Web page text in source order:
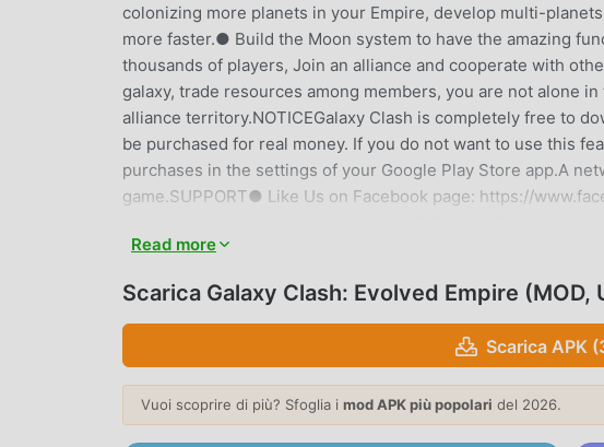
colonizing more planets in your Empire, develop multi-
more faster.● Build the Moon system to have the amazing
thousands of players, Join an alliance and cooperate with
galaxy, trade resources among members, you are not alone
alliance territory.NOTICEGalaxy Clash is completely free to
be purchased for real money. If you do not want to use this
purchases in the settings of your Google Play Store app.A
game.SUPPORT● Like Us on Facebook page: https://
GALAXY CLASH: EVOLVED EMPIRE
tutto il mondo che amano i giochi simulation. Se vuoi
giochi gratuiti per mod apk al mondo, moddroid è la tua
versione di Galaxy Clash: Evolved Empire 2.8.7gratuitamente,
aiutandoti a salvare l'attività meccanica ripetitiva nel gioco,
Read more
Scarica Galaxy Clash: Evolved Empire (MOD,
Scarica APK
Vuoi scoprire di più? Sfoglia i mod APK più popolari del 2026.